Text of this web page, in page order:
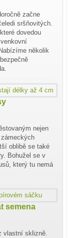
začne
sršňovitých.
dovedou
několik
nejen
oblibě se také
Bohužel se v
který tu nemá
semena
vlastní sklizně.